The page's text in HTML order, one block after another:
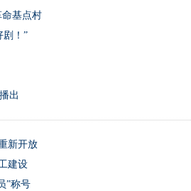
基点村
剧！”
出
新开放
建设
”称号